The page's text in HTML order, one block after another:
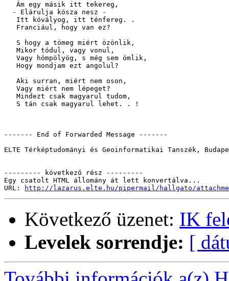
Ám egy másik itt tekereg,
- Elárulja kósza nesz -
Itt kóvályog, itt ténfereg. .
Franciául, hogy van ez?
S hogy a tömeg miért özönlik,
Mikor tódul, vagy vonul,
Vagy hömpölyög, s még sem ömlik,
Hogy mondjam ezt angolul?
Aki surran, miért nem oson,
Vagy miért nem lépeget?
Mindezt csak magyarul tudom,
S tán csak magyarul lehet. . !
------- End of Forwarded Message -------
ELTE Térképtudományi és Geoinformatikai Tanszék,
--------- következő rész ---------
Egy csatolt HTML állomány át lett konvertálva...
URL:
http://lazarus.elte.hu/pipermail/hallgato/
Következő üzenet: IK
Levelek sorrendje: [